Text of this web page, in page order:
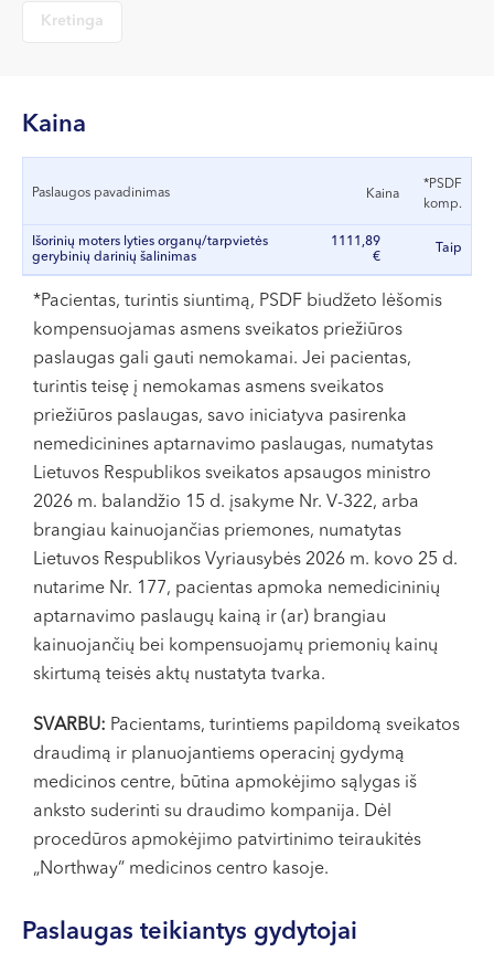
Klaipėda
Darbo laikas:
Darbo laikas:
I-V 08:00 - 20:00
VI 09:00 - 15:00
VII --
Kretinga
J. Basanavičiaus g. 80
Darbo laikas:
I-V 08:00 - 20:00
VI, VII --
Kretinga
Kaina
Paslaugos pavadinimas Kaina
*PSDF
komp.
Išorinių moters lyties organų/tarpvietės
gerybinių darinių šalinimas
1111,89
€
Taip
*Pacientas, turintis siuntimą, PSDF biudžeto lėšomis
kompensuojamas asmens sveikatos priežiūros
paslaugas gali gauti nemokamai. Jei pacientas,
turintis teisę į nemokamas asmens sveikatos
priežiūros paslaugas, savo iniciatyva pasirenka
nemedicinines aptarnavimo paslaugas, numatytas
Lietuvos Respublikos sveikatos apsaugos ministro
2026 m. balandžio 15 d. įsakyme Nr. V-322, arba
brangiau kainuojančias priemones, numatytas
Lietuvos Respublikos Vyriausybės 2026 m. kovo 25 d.
nutarime Nr. 177, pacientas apmoka nemedicininių
aptarnavimo paslaugų kainą ir (ar) brangiau
kainuojančių bei kompensuojamų priemonių kainų
skirtumą teisės aktų nustatyta tvarka.
SVARBU: Pacientams, turintiems papildomą sveikatos
draudimą ir planuojantiems operacinį gydymą
medicinos centre, būtina apmokėjimo sąlygas iš
anksto suderinti su draudimo kompanija. Dėl
procedūros apmokėjimo patvirtinimo teiraukitės
„Northway“ medicinos centro kasoje.
Paslaugas teikiantys gydytojai